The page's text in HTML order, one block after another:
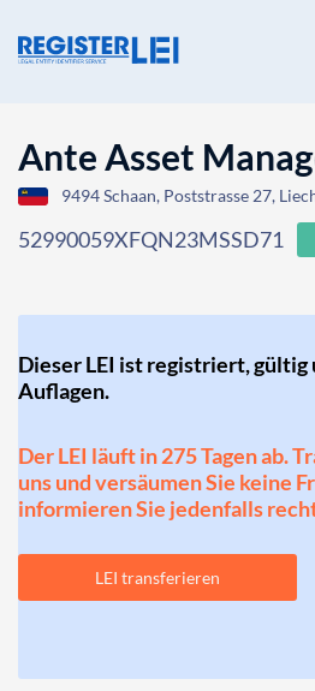
Ante Asset
9494 Schaan, Poststrasse 27,
52990059XFQN23MSSD71
Dieser LEI ist registriert,
Auflagen.
Der LEI läuft in 275 Tagen ab.
uns und versäumen Sie keine
informieren Sie jedenfalls
LEI transferieren